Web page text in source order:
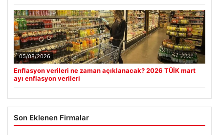
05/08/2026
Enflasyon verileri ne zaman açıklanacak? 2026 TÜİK mart
ayı enflasyon verileri
Son Eklenen Firmalar